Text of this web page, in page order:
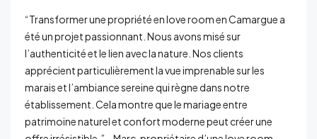
“Transformer une propriété en love room en Camargue a
été un projet passionnant. Nous avons misé sur
l’authenticité et le lien avec la nature. Nos clients
apprécient particulièrement la vue imprenable sur les
marais et l’ambiance sereine qui règne dans notre
établissement. Cela montre que le mariage entre
patrimoine naturel et confort moderne peut créer une